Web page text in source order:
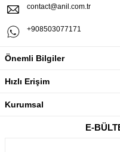
contact@anil.com.tr
+908503077171
Önemli Bilgiler
Hızlı Erişim
Kurumsal
E-